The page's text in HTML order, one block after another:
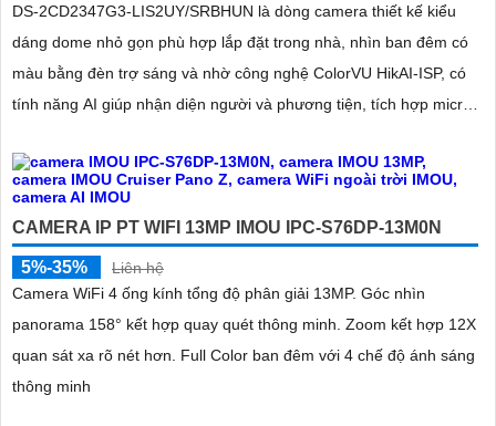
DS-2CD2347G3-LIS2UY/SRBHUN là dòng camera thiết kế kiểu
dáng dome nhỏ gọn phù hợp lắp đặt trong nhà, nhìn ban đêm có
màu bằng đèn trợ sáng và nhờ công nghệ ColorVU HikAI-ISP, có
tính năng AI giúp nhận diện người và phương tiện, tích hợp micro
CAMERA IP PT WIFI 13MP IMOU IPC-S76DP-13M0N
5%-35%
Liên hệ
Camera WiFi 4 ống kính tổng độ phân giải 13MP. Góc nhìn
panorama 158° kết hợp quay quét thông minh. Zoom kết hợp 12X
quan sát xa rõ nét hơn. Full Color ban đêm với 4 chế độ ánh sáng
thông minh